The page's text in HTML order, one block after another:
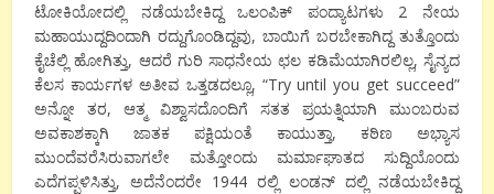
ಟೋಕಿಯೋದಲ್ಲಿ ನಡೆಯಬೇಕಿದ್ದ ಒಲಂಪಿಕ್ ಪಂದ್ಯಾಟಗಳು 2 ನೇಯ
ಮಹಾಯುದ್ದದಿಂದಾಗಿ ರದ್ದುಗೊಂಡಿದ್ದವು, ಬಾಯಿಗೆ ಬರಬೇಕಾಗಿದ್ದ ತುತ್ತೊಂದು
ಕೈಚೆಲ್ಲಿ ಹೋಗಿತ್ತು, ಆದರೆ ಗುರಿ ಸಾಧನೇಯ ಛಲ ಕಡಿಮೆಯಾಗಿರಲಿಲ್ಲ, ಸೈನ್ಯದ
ಕೆಲಸ ಕಾರ್ಯಗಳ ಅತೀವ ಒತ್ತಡದಲ್ಲೂ, “Try until you get succeed”
ಅನ್ನೋ ತರ, ಆತ್ಮ ವಿಶ್ವಾಸದೊಂದಿಗೆ ಸತತ ಪ್ರಯತ್ನಿಯಾಗಿ ಮುಂಬರುವ
ಅವಕಾಶಕ್ಕಾಗಿ ಜಾತಕ ಪಕ್ಷಿಯಂತೆ ಕಾಯುತ್ತಾ, ಕಠಿಣ ಅಭ್ಯಾಸ
ಮುಂದೆವರೆಸಿರುವಾಗಲೇ ಮತ್ತೋಂದು ಮರ್ಮಾಘಾತದ ಸುದ್ದಿಯೊಂದು
ಎದೆಗಪ್ಪಳಿಸಿತ್ತು, ಅದೆನೆಂದರೇ 1944 ರಲ್ಲಿ ಲಂಡನ್ ದಲ್ಲಿ ನಡೆಯಬೇಕಿದ್ದ